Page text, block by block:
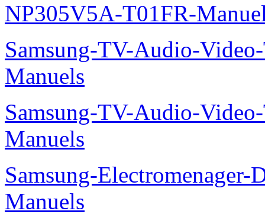
NP305V5A-T01FR-
Samsung-TV-Audio-
Manuels
Samsung-TV-Audio-
Manuels
Samsung-
Manuels